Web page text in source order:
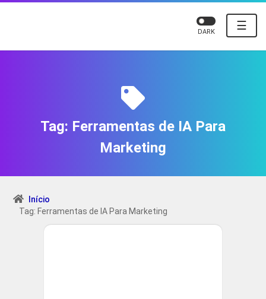
☰
DARK
Tag: Ferramentas de IA Para
Marketing
Início
Tag: Ferramentas de IA Para Marketing